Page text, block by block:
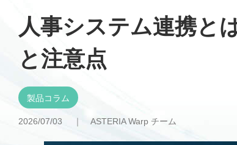
人事システム連携と
と注意点
製品コラム
2026/07/03 ｜ ASTERIA Warp チーム